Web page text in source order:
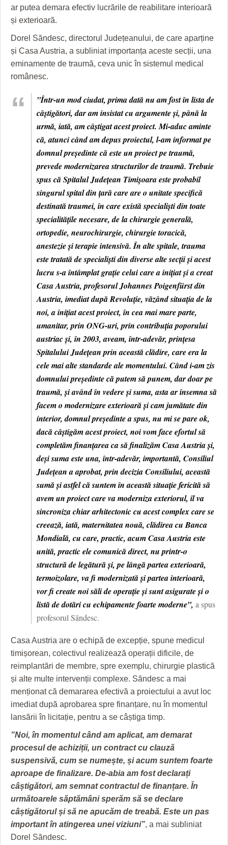
ar putea demara efectiv lucrările de reabilitare interioară
și exterioară.
Dorel Săndesc, directorul Județeanului, de care aparține
și Casa Austria, a subliniat importanța aceste secții, una
eminamente de traumă, ceva unic în sistemul medical
românesc.
”Într-un mod ciudat, prima dată nu am fost în lista de
câștigători, dar am insistat cu argumente și, până la
urmă, iată, am câștigat acest proiect. Mi-aduc aminte
că, atunci când am depus proiectul, l-am informat pe
domnul președinte că este un proiect pe traumă,
prevede modernizarea structurilor de traumă. Trebuie
spus că Spitalul Județean Timișoara este probabil
singurul spital din țară care are o unitate specifică
destinată traumei, în care există specialiști din toate
specialitățile necesare, de la chirurgie generală,
ortopedie, neurochirurgie, chirurgie toracică,
anestezie și terapie intensivă. În alte spitale, trauma
este tratată de specialiști din diverse alte secții și acest
lucru s-a întâmplat grație celui care a inițiat și a creat
Casa Austria, profesorul Johannes Poigenfürst din
Austria, imediat după Revoluție, văzând situația de la
noi, a inițiat acest proiect, în cea mai mare parte,
umanitar, prin ONG-uri, prin contribuția poporului
austriac și, în 2003, aveam, într-adevăr, prințesa
Spitalului Județean prin această clădire, care era la
cele mai alte standarde ale momentului. Când i-am zis
domnului președinte că putem să punem, dar doar pe
traumă, și având în vedere și suma, asta ar însemna să
facem o modernizare exterioară și cam jumătate din
interior, domnul președinte a spus, nu mi se pare ok,
dacă câștigăm acest proiect, noi vom face efortul să
completăm finanțarea ca să finalizăm Casa Austria și,
deși suma este una, într-adevăr, importantă, Consiliul
Județean a aprobat, prin decizia Consiliului, această
sumă și astfel că suntem în această situație fericită să
avem un proiect care va moderniza exteriorul, îl va
sincroniza chiar arhitectonic cu acest complex care se
creează, iată, maternitatea nouă, clădirea cu Banca
Mondială, cu care, practic, acum Casa Austria este
unită, practic ele comunică direct, nu printr-o
structură de legătură și, pe lângă partea exterioară,
termoizolare, va fi modernizată și partea interioară,
vor fi create noi săli de operație și sunt asigurate și o
listă de dotări cu echipamente foarte moderne”, a spus
profesorul Săndesc.
Casa Austria are o echipă de excepție, spune medicul
timișorean, colectivul realizează operații dificile, de
reimplantări de membre, spre exemplu, chirurgie plastică
și alte multe intervenții complexe. Săndesc a mai
menționat că demararea efectivă a proiectului a avut loc
imediat după aprobarea spre finanțare, nu în momentul
lansării în licitație, pentru a se câștiga timp.
”Noi, în momentul când am aplicat, am demarat
procesul de achiziții, un contract cu clauză
suspensivă, cum se numește, și acum suntem foarte
aproape de finalizare. De-abia am fost declarați
câștigători, am semnat contractul de finanțare. În
următoarele săptămâni sperăm să se declare
câștigătorul și să ne apucăm de treabă. Este un pas
important în atingerea unei viziuni”, a mai subliniat
Dorel Săndesc.